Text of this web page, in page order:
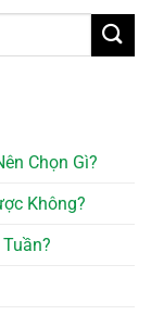
Chọn Gì?
Không?